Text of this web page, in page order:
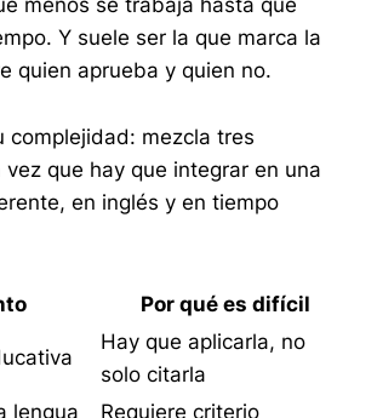
menos se trabaja hasta que
Y suele ser la que marca la
quien aprueba y quien no.
complejidad: mezcla tres
que hay que integrar en una
en inglés y en tiempo
Por qué es difícil
Hay que aplicarla, no
solo citarla
lengua
Requiere criterio